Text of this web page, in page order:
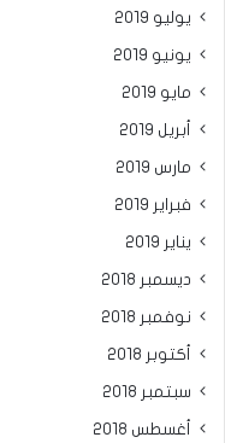
يوليو 2019
يونيو 2019
مايو 2019
أبريل 2019
مارس 2019
فبراير 2019
يناير 2019
ديسمبر 2018
نوفمبر 2018
أكتوبر 2018
سبتمبر 2018
أغسطس 2018